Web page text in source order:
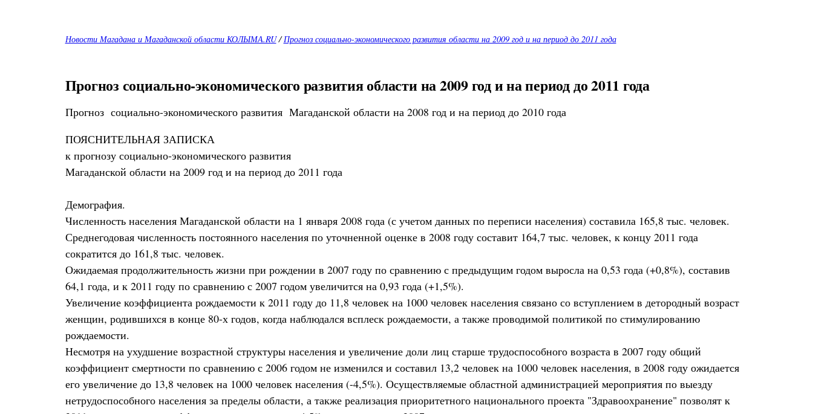
Новости Магадана и Магаданской области КОЛЫМА.RU/Прогноз социально-экономического развития области на 2009 год и на период до 2011 года
Прогноз социально-экономического развития области на 2009 год и на период до 2011 года
Прогноз социально-экономического развития Магаданской области на 2008 год и на период до 2010 года
ПОЯСНИТЕЛЬНАЯ ЗАПИСКА
к прогнозу социально-экономического развития
Магаданской области на 2009 год и на период до 2011 года
Демография.
Численность населения Магаданской области на 1 января 2008 года (с учетом данных по переписи населения) составила 165,8 тыс. человек.
Среднегодовая численность постоянного населения по уточненной оценке в 2008 году составит 164,7 тыс. человек, к концу 2011 года
сократится до 161,8 тыс. человек.
Ожидаемая продолжительность жизни при рождении в 2007 году по сравнению с предыдущим годом выросла на 0,53 года (+0,8%), составив
64,1 года, и к 2011 году по сравнению с 2007 годом увеличится на 0,93 года (+1,5%).
Увеличение коэффициента рождаемости к 2011 году до 11,8 человек на 1000 человек населения связано со вступлением в детородный возраст
женщин, родившихся в конце 80-х годов, когда наблюдался всплеск рождаемости, а также проводимой политикой по стимулированию
рождаемости.
Несмотря на ухудшение возрастной структуры населения и увеличение доли лиц старше трудоспособного возраста в 2007 году общий
коэффициент смертности по сравнению с 2006 годом не изменился и составил 13,2 человек на 1000 человек населения, в 2008 году ожидается
его увеличение до 13,8 человек на 1000 человек населения (-4,5%). Осуществляемые областной администрацией мероприятия по выезду
нетрудоспособного населения за пределы области, а также реализация приоритетного национального проекта "Здравоохранение" позволят к